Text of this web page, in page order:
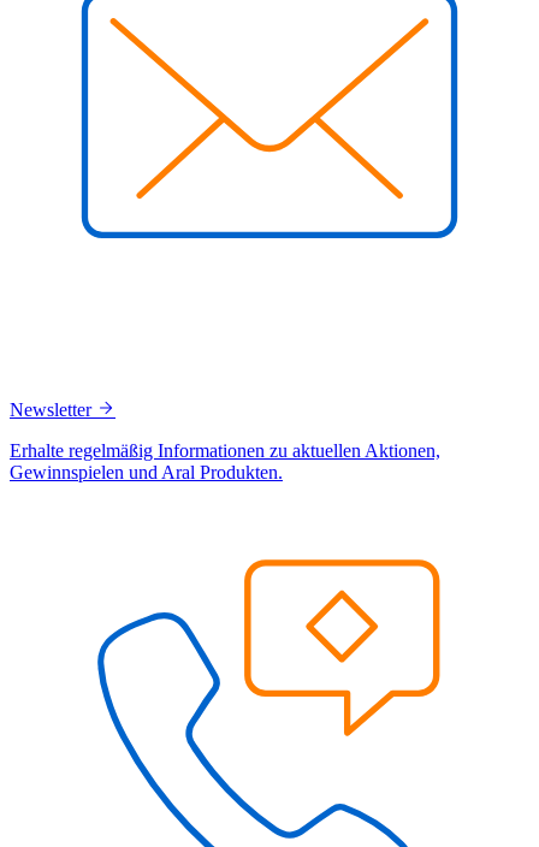
Newsletter
Erhalte regelmäßig Informationen zu aktuellen Aktionen,
Gewinnspielen und Aral Produkten.